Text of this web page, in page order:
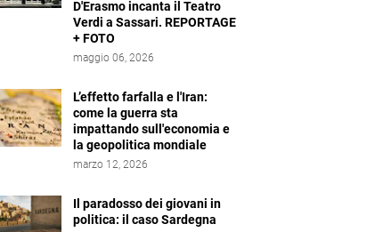
D'Erasmo incanta il Teatro
Verdi a Sassari. REPORTAGE
+ FOTO
maggio 06, 2026
L’effetto farfalla e l'Iran:
come la guerra sta
impattando sull'economia e
la geopolitica mondiale
marzo 12, 2026
Il paradosso dei giovani in
politica: il caso Sardegna